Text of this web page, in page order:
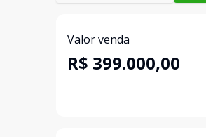
Valor venda
R$ 399.000,00